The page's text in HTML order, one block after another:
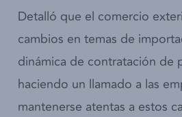
Detalló que el comercio
cambios en temas de
dinámica de contratación de
haciendo un llamado a las
mantenerse atentas a estos